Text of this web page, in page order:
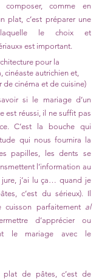
composer, comme en
plat, c’est préparer une
laquelle le choix et
est important.
pour la
cinéaste autrichien et,
de cinéma et de cuisine)
si le mariage d’un
est réussi, il ne suffit pas
C’est la bouche qui
qui nous fournira la
papilles, les dents se
l’information au
j’ai lu ça… quand je
c’est du sérieux). Il
cuisson parfaitement al
d’apprécier ou
le mariage avec le
plat de pâtes, c’est de